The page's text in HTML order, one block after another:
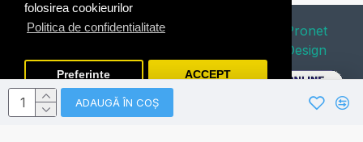
folosirea cookieurilor
Politica de confidentialitate
Preferinte ACCEPT
ADAUGĂ ÎN COŞ
Copyright © 2020 Edafico. All Rights
Pronet
Design